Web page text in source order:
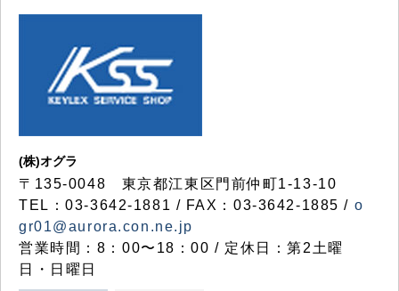
(株)オグラ
〒135-0048 東京都江東区門前仲町1-13-10
TEL：03-3642-1881 / FAX：03-3642-1885 / o
gr01@aurora.con.ne.jp
営業時間：8：00〜18：00 / 定休日：第2土曜
日・日曜日